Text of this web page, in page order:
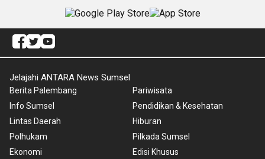
Jelajahi ANTARA News Sumsel
Berita Palembang
Info Sumsel
Lintas Daerah
Polhukam
Ekonomi
Pariwisata
Pendidikan & Kesehatan
Hiburan
Pilkada Sumsel
Edisi Khusus